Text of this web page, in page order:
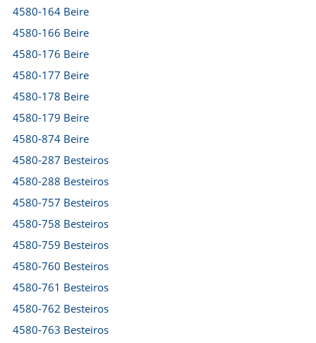
4580-164 Beire
4580-166 Beire
4580-176 Beire
4580-177 Beire
4580-178 Beire
4580-179 Beire
4580-874 Beire
4580-287 Besteiros
4580-288 Besteiros
4580-757 Besteiros
4580-758 Besteiros
4580-759 Besteiros
4580-760 Besteiros
4580-761 Besteiros
4580-762 Besteiros
4580-763 Besteiros